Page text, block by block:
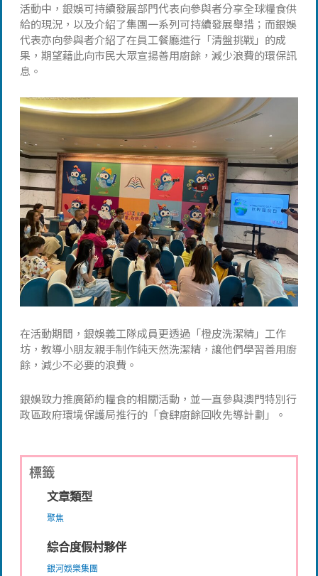
活動中，銀娛可持續發展部門代表向參與者分享全球糧食供
給的現況，以及介紹了集團一系列可持續發展舉措；而銀娛
代表亦向參與者介紹了在員工餐廳進行「清盤挑戰」的成
果，期望藉此向市民大眾宣揚善用廚餘，減少浪費的環保訊
息。
在活動期間，銀娛義工隊成員更透過「橙皮洗潔精」工作
坊，教導小朋友親手制作純天然洗潔精，讓他們學習善用廚
餘，減少不必要的浪費。
銀娛致力推廣節約糧食的相關活動，並一直參與澳門特別行
政區政府環境保護局推行的「食肆廚餘回收先導計劃」。
標籤
文章類型
聚焦
綜合度假村夥伴
銀河娛樂集團